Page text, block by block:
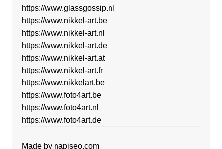
https://www.glassgossip.nl
https://www.nikkel-art.be
https://www.nikkel-art.nl
https://www.nikkel-art.de
https://www.nikkel-art.at
https://www.nikkel-art.fr
https://www.nikkelart.be
https://www.foto4art.be
https://www.foto4art.nl
https://www.foto4art.de
Made by napiseo.com